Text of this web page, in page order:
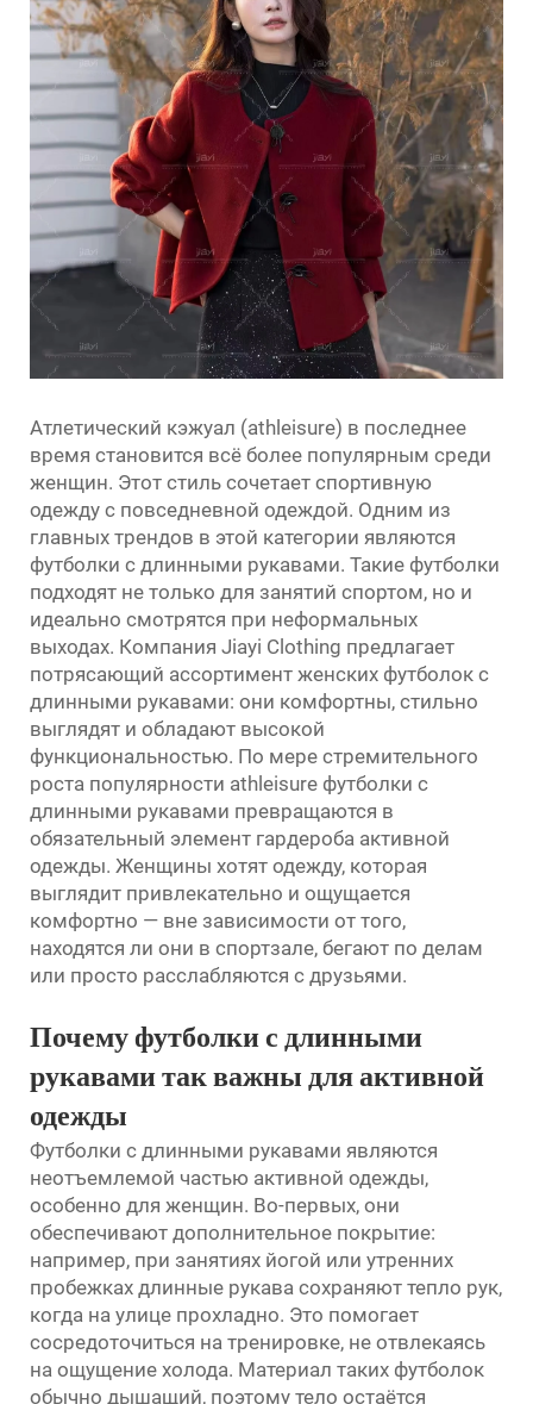
Атлетический кэжуал (athleisure) в последнее
время становится всё более популярным среди
женщин. Этот стиль сочетает спортивную
одежду с повседневной одеждой. Одним из
главных трендов в этой категории являются
футболки с длинными рукавами. Такие футболки
подходят не только для занятий спортом, но и
идеально смотрятся при неформальных
выходах. Компания Jiayi Clothing предлагает
потрясающий ассортимент женских футболок с
длинными рукавами: они комфортны, стильно
выглядят и обладают высокой
функциональностью. По мере стремительного
роста популярности athleisure футболки с
длинными рукавами превращаются в
обязательный элемент гардероба активной
одежды. Женщины хотят одежду, которая
выглядит привлекательно и ощущается
комфортно — вне зависимости от того,
находятся ли они в спортзале, бегают по делам
или просто расслабляются с друзьями.
Почему футболки с длинными
рукавами так важны для активной
одежды
Футболки с длинными рукавами являются
неотъемлемой частью активной одежды,
особенно для женщин. Во-первых, они
обеспечивают дополнительное покрытие:
например, при занятиях йогой или утренних
пробежках длинные рукава сохраняют тепло рук,
когда на улице прохладно. Это помогает
сосредоточиться на тренировке, не отвлекаясь
на ощущение холода. Материал таких футболок
обычно дышащий, поэтому тело остаётся